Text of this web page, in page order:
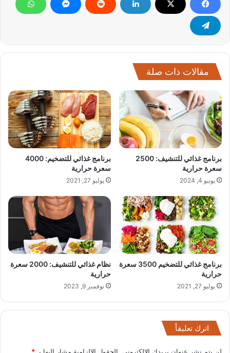
مقالات ذات صلة
برنامج غذائي للتنشيف: 2500
سعرة حرارية
يونيو 4, 2024
برنامج غذائي للتضخيم: 4000
سعرة حرارية
يوليو 27, 2021
برنامج غذائي للتضخيم 3500 سعرة
حرارية
يوليو 27, 2021
نظام غذائي للتنشيف: 2000 سعرة
حرارية
نوفمبر 9, 2023
اترك تعليقاً